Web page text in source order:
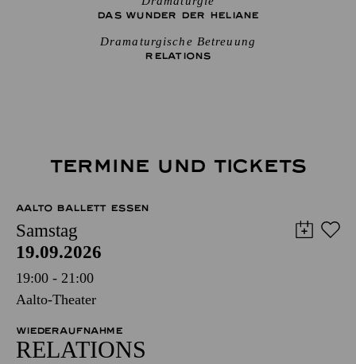
DAS WUNDER DER HELIANE
Dramaturgische Betreuung
RELATIONS
TERMINE UND TICKETS
AALTO BALLETT ESSEN
Samstag
19.09.2026
19:00 - 21:00
Aalto-Theater
WIEDERAUFNAHME
RELATIONS